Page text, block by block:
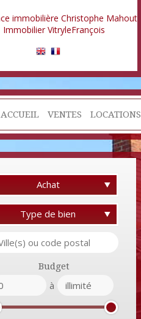
ACCUEIL VENTES LOCATIONS
Achat
Type de bien
Budget
à